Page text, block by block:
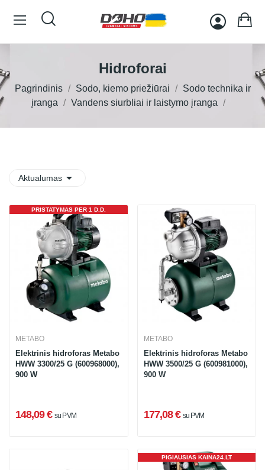
Hidroforai
Pagrindinis Sodo, kiemo priežiūrai
Sodo technika ir
įranga
Vandens siurbliai ir laistymo įranga
Aktualumas 
PRISTATYMAS PER 1 D.D.
METABO
Elektrinis hidroforas Metabo
HWW 3300/25 G (600968000),
900 W
148,09 € su PVM
METABO
Elektrinis hidroforas Metabo
HWW 3500/25 G (600981000),
900 W
177,08 € su PVM
PIGIAUSIAS KAINA24.LT